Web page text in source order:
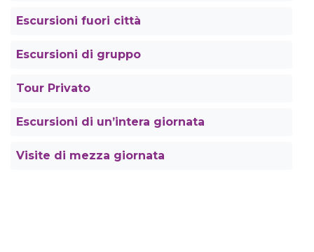
Escursioni fuori città
Escursioni di gruppo
Tour Privato
Escursioni di un’intera giornata
Visite di mezza giornata